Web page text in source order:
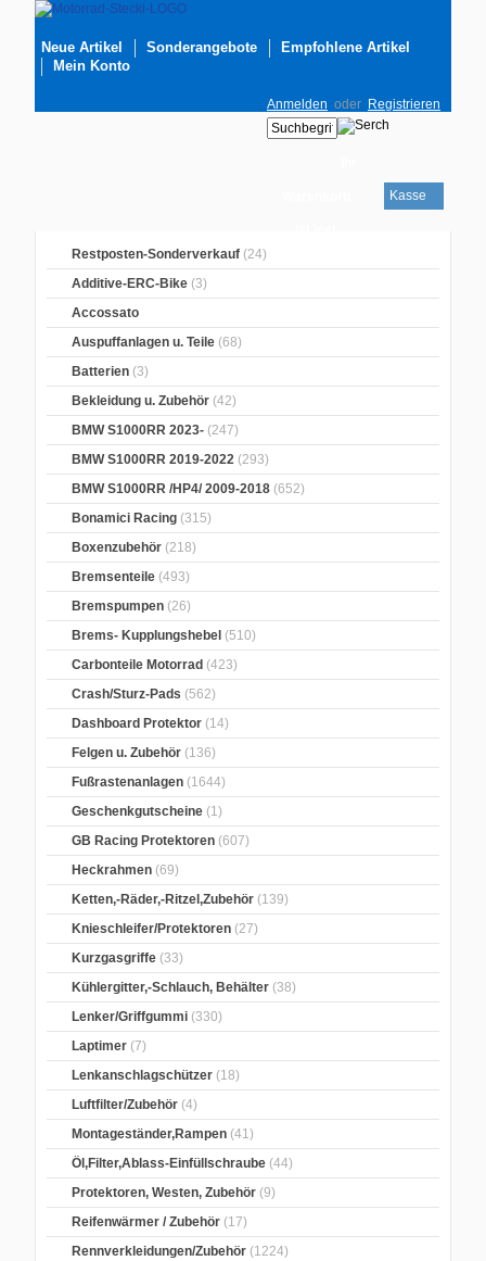
Neue Artikel Sonderangebote
Empfohlene Artikel
Mein Konto
Anmelden oder Registrieren
Kasse
Restposten-Sonderverkauf (24)
Additive-ERC-Bike (3)
Accossato
Auspuffanlagen u. Teile (68)
Batterien (3)
Bekleidung u. Zubehör (42)
BMW S1000RR 2023- (247)
BMW S1000RR 2019-2022 (293)
BMW S1000RR /HP4/ 2009-2018 (652)
Bonamici Racing (315)
Boxenzubehör (218)
Bremsenteile (493)
Bremspumpen (26)
Brems- Kupplungshebel (510)
Carbonteile Motorrad (423)
Crash/Sturz-Pads (562)
Dashboard Protektor (14)
Felgen u. Zubehör (136)
Fußrastenanlagen (1644)
Geschenkgutscheine (1)
GB Racing Protektoren (607)
Heckrahmen (69)
Ketten,-Räder,-Ritzel,Zubehör (139)
Knieschleifer/Protektoren (27)
Kurzgasgriffe (33)
Kühlergitter,-Schlauch, Behälter (38)
Lenker/Griffgummi (330)
Laptimer (7)
Lenkanschlagschützer (18)
Luftfilter/Zubehör (4)
Montageständer,Rampen (41)
Öl,Filter,Ablass-Einfüllschraube (44)
Protektoren, Westen, Zubehör (9)
Reifenwärmer / Zubehör (17)
Rennverkleidungen/Zubehör (1224)